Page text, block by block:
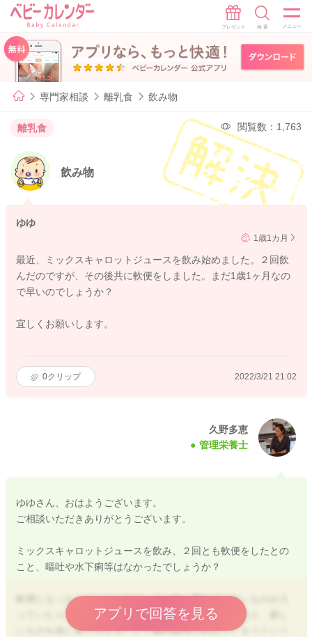
専門家相談 離乳食 飲み物
離乳食 閲覧数：1,763
飲み物
ゆゆ
1歳1カ月
最近、ミックスキャロットジュースを飲み始めました。２回飲
んだのですが、その後共に軟便をしました。まだ1歳1ヶ月なの
で早いのでしょうか？
宜しくお願いします。
0クリップ 2022/3/21 21:02
久野多恵
管理栄養士
ゆゆさん、おはようございます。
ご相談いただきありがとうございます。
ミックスキャロットジュースを飲み、２回とも軟便をしたとの
こと、嘔吐や水下痢等はなかったでしょうか？
軟便になったとのことなので、まだ食べ慣れていないものが入
っていたり、食物繊維が多すぎてお腹の調子が崩れたり、新し
いものを急に多く与えることで腸内環境が乱れてしまうという
アプリで回答を見る